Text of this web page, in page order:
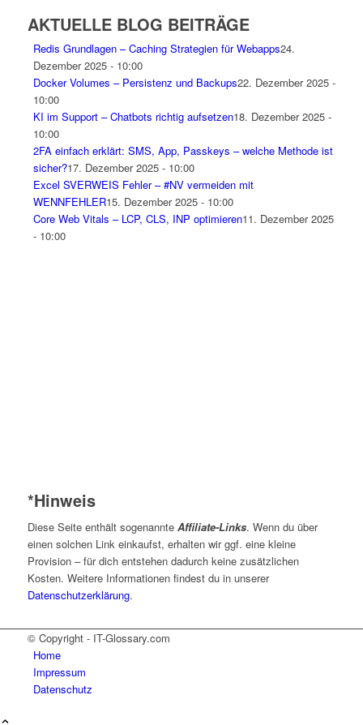
AKTUELLE BLOG BEITRÄGE
Redis Grundlagen – Caching Strategien für Webapps24.
Dezember 2025 - 10:00
Docker Volumes – Persistenz und Backups22. Dezember 2025 -
10:00
KI im Support – Chatbots richtig aufsetzen18. Dezember 2025 -
10:00
2FA einfach erklärt: SMS, App, Passkeys – welche Methode ist
sicher?17. Dezember 2025 - 10:00
Excel SVERWEIS Fehler – #NV vermeiden mit
WENNFEHLER15. Dezember 2025 - 10:00
Core Web Vitals – LCP, CLS, INP optimieren11. Dezember 2025
- 10:00
*Hinweis
Diese Seite enthält sogenannte Affiliate-Links. Wenn du über
einen solchen Link einkaufst, erhalten wir ggf. eine kleine
Provision – für dich entstehen dadurch keine zusätzlichen
Kosten. Weitere Informationen findest du in unserer
Datenschutzerklärung.
© Copyright - IT-Glossary.com
Home
Impressum
Datenschutz